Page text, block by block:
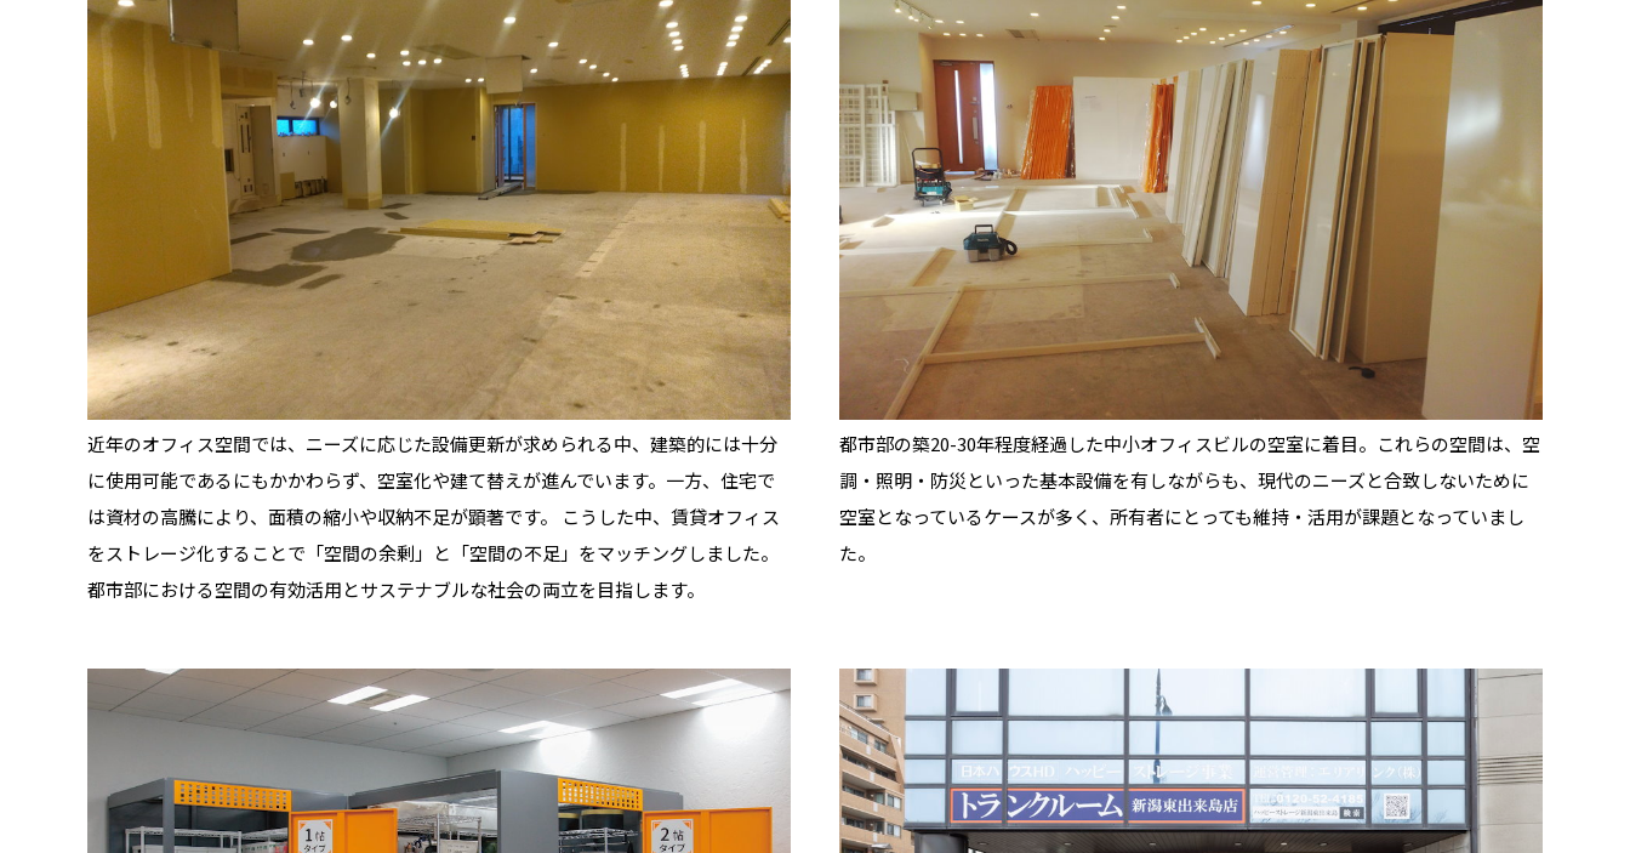
近年のオフィス空間では、ニーズに応じた設備更新が求められる中、建築的には十分
に使用可能であるにもかかわらず、空室化や建て替えが進んでいます。一方、住宅で
は資材の高騰により、面積の縮小や収納不足が顕著です。 こうした中、賃貸オフィス
をストレージ化することで「空間の余剰」と「空間の不足」をマッチングしました。
都市部における空間の有効活用とサステナブルな社会の両立を目指します。
都市部の築20-30年程度経過した中小オフィスビルの空室に着目。これらの空間は、空
調・照明・防災といった基本設備を有しながらも、現代のニーズと合致しないために
空室となっているケースが多く、所有者にとっても維持・活用が課題となっていまし
た。
道東
山形
福島
長野
石川
福井
神奈川
千葉
茨城
栃木
群馬
愛知
静岡
三重
近畿
京都
兵庫
奈良
滋賀
和歌山
中国・四国
岡山
香川
愛媛
鳥取
島根
広島
山口
高知
九州
福岡
佐賀
熊本
大分
宮崎
鹿児島
沖縄
分譲マンション
※現住所のある都道府県以外の建築予定地の方でも
現住所の有るお近くの展示場又は店舗にお問合せください。
移住の計画の方もご相談対応します。お気軽にご相談ください。
函館
室蘭
帯広
釧路
盛岡
北上
山形県
山形
仙台
福島県
郡山
福島
いわき
会津
甲府
長野県
長野
松本
富山
石川県
金沢
福井県
福井
世田谷
八王子
神奈川県
横浜
湘南
相模
埼玉県
埼玉
所沢
千葉県
千葉
茨城県
水戸
栃木県
宇都宮
小山
群馬県
群馬
伊勢崎
愛知県
名古屋
豊橋
岐阜
静岡県
静岡
浜松
三重県
四日市
近畿
大阪
京都府
京都
兵庫県
姫路
奈良県
奈良
中国・四国
岡山県
岡山
香川県
高松
愛媛県
松山
九州
福岡県
福岡
佐賀県
佐賀
熊本県
熊本
大分県
大分
宮崎県
宮崎
鹿児島県
鹿児島